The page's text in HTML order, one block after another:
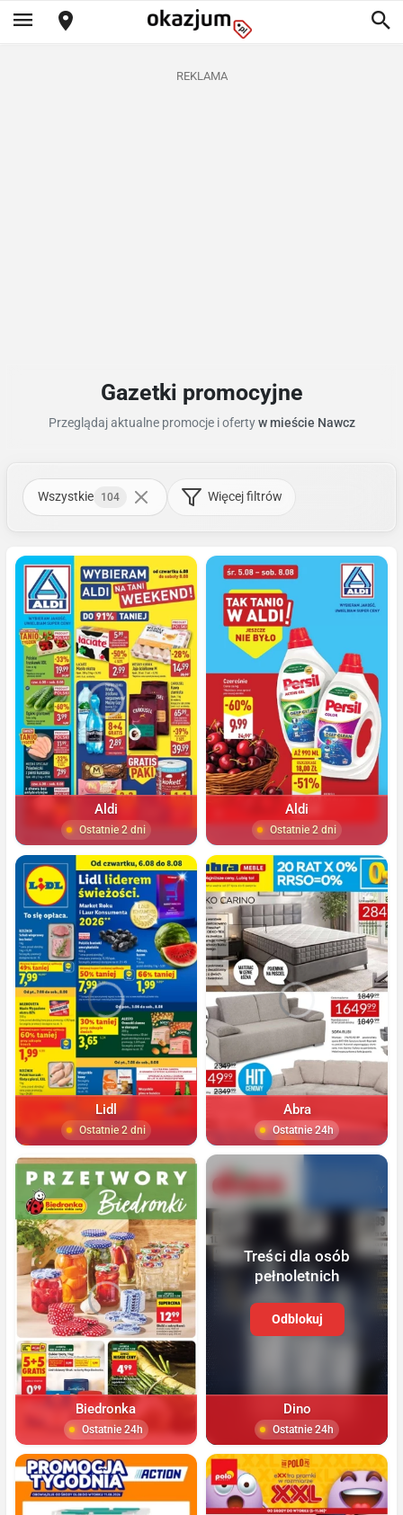
REKLAMA
Gazetki promocyjne
Przeglądaj aktualne promocje i ofertyw mieście Nawcz
Wszystkie 104 Więcej filtrów
Aldi
Ostatnie 2 dni
Aldi
Ostatnie 2 dni
Lidl
Ostatnie 2 dni
Abra
Ostatnie 24h
Biedronka
Ostatnie 24h
Treści dla osób
pełnoletnich
Odblokuj
Dino
Ostatnie 24h